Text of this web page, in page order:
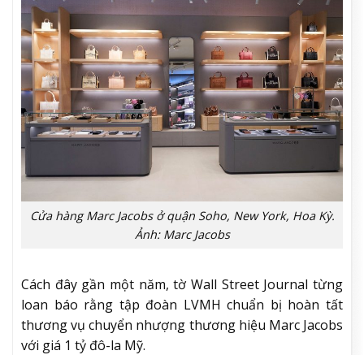
Cửa hàng Marc Jacobs ở quận Soho, New York, Hoa Kỳ.
Ảnh: Marc Jacobs
Cách đây gần một năm, tờ Wall Street Journal từng
loan báo rằng tập đoàn LVMH chuẩn bị hoàn tất
thương vụ chuyển nhượng thương hiệu Marc Jacobs
với giá 1 tỷ đô-la Mỹ.